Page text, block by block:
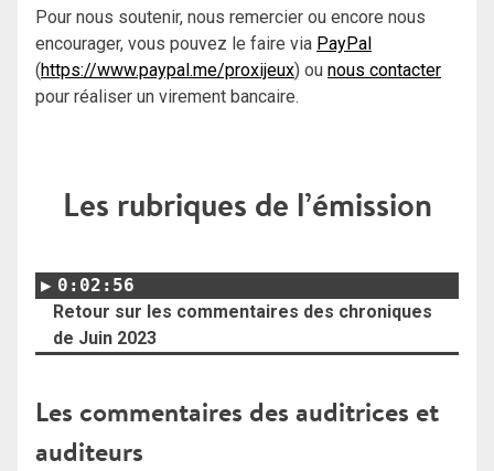
Pour nous soutenir, nous remercier ou encore nous
encourager, vous pouvez le faire via PayPal
(https://www.paypal.me/proxijeux) ou nous contacter
pour réaliser un virement bancaire.
Les rubriques de l’émission
0:02:56
Retour sur les commentaires des chroniques
de Juin 2023
Les commentaires des auditrices et
auditeurs